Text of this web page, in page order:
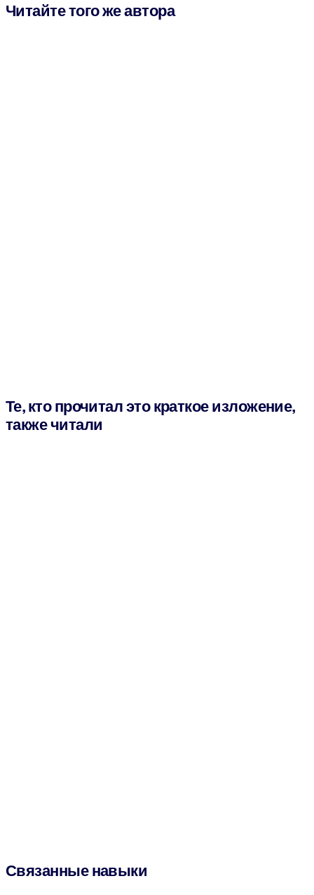
Читайте того же автора
Те, кто прочитал это краткое изложение,
также читали
Связанные навыки